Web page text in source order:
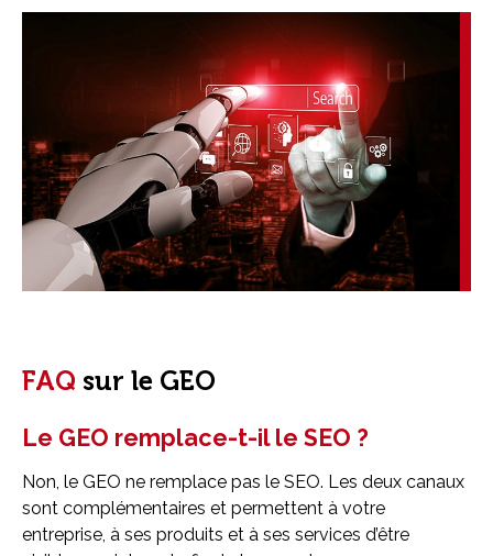
FAQ sur le GEO
Le GEO remplace-t-il le SEO ?
Non, le GEO ne remplace pas le SEO. Les deux canaux
sont complémentaires et permettent à votre
entreprise, à ses produits et à ses services d’être